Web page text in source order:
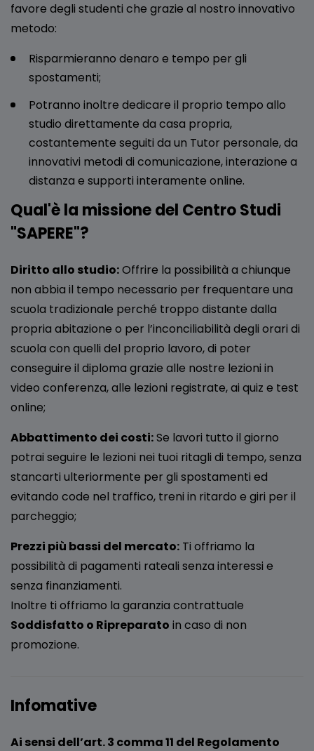
favore degli studenti che grazie al nostro innovativo
metodo:
Risparmieranno denaro e tempo per gli
spostamenti;
Potranno inoltre dedicare il proprio tempo allo
studio direttamente da casa propria,
costantemente seguiti da un Tutor personale, da
innovativi metodi di comunicazione, interazione a
distanza e supporti interamente online.
Qual'è la missione del Centro Studi
"SAPERE"?
Diritto allo studio:Offrire la possibilità a chiunque
non abbia il tempo necessario per frequentare una
scuola tradizionale perché troppo distante dalla
propria abitazione o per l’inconciliabilità degli orari di
scuola con quelli del proprio lavoro, di poter
conseguire il diploma grazie alle nostre lezioni in
video conferenza, alle lezioni registrate, ai quiz e test
online;
Abbattimento dei costi:Se lavori tutto il giorno
potrai seguire le lezioni nei tuoi ritagli di tempo, senza
stancarti ulteriormente per gli spostamenti ed
evitando code nel traffico, treni in ritardo e giri per il
parcheggio;
Prezzi più bassi del mercato: Ti offriamo la
possibilità di pagamenti rateali senza interessi e
senza finanziamenti.
Inoltre ti offriamo la garanzia contrattuale
Soddisfatto o Ripreparato in caso di non
promozione.
Infomative
Ai sensi dell’art. 3 comma 11 del Regolamento